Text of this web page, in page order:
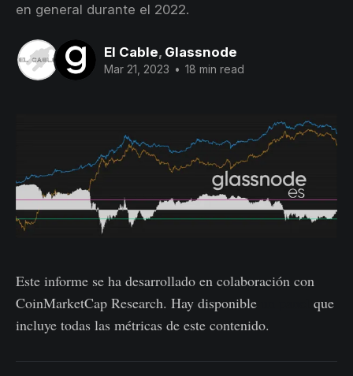
en general durante el 2022.
El Cable, Glassnode
Mar 21, 2023 • 18 min read
Este informe se ha desarrollado en colaboración con
CoinMarketCap Research. Hay disponible
que
incluye todas las métricas de este contenido.